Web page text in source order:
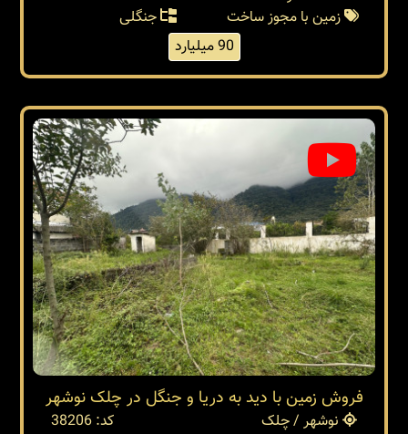
زمین با مجوز ساخت
جنگلی
90 میلیارد
فروش زمین با دید به دریا و جنگل در چلک نوشهر
نوشهر / چلک
کد: 38206